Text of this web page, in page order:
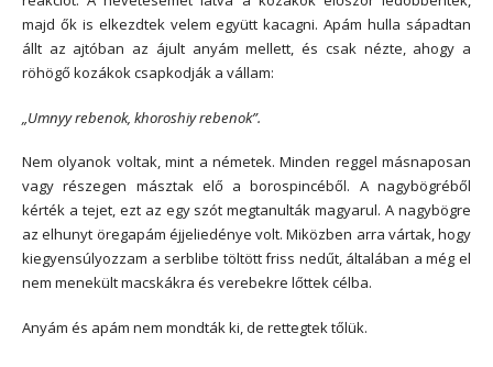
majd ők is elkezdtek velem együtt kacagni. Apám hulla sápadtan
állt az ajtóban az ájult anyám mellett, és csak nézte, ahogy a
röhögő kozákok csapkodják a vállam:
„Umnyy rebenok, khoroshiy rebenok”.
Nem olyanok voltak, mint a németek. Minden reggel másnaposan
vagy részegen másztak elő a borospincéből. A nagybögréből
kérték a tejet, ezt az egy szót megtanulták magyarul. A nagybögre
az elhunyt öregapám éjjeliedénye volt. Miközben arra vártak, hogy
kiegyensúlyozzam a serblibe töltött friss nedűt, általában a még el
nem menekült macskákra és verebekre lőttek célba.
Anyám és apám nem mondták ki, de rettegtek tőlük.